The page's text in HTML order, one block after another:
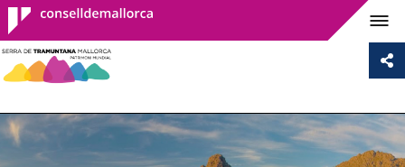
Consell de
Mallorca